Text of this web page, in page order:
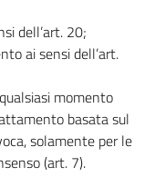
dell’art. 20;
ai sensi dell’art.
momento
basata sul
solamente per le
(art. 7).